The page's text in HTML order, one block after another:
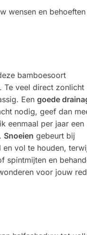
wensen en
bamboesoort
Te veel direct zonlicht
Een goede
nodig, geef dan
eenmaal per jaar een
Snoeien gebeurt bij
vol te houden,
spintmijten en
voor jouw red